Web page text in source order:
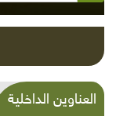
العناوين الداخلية